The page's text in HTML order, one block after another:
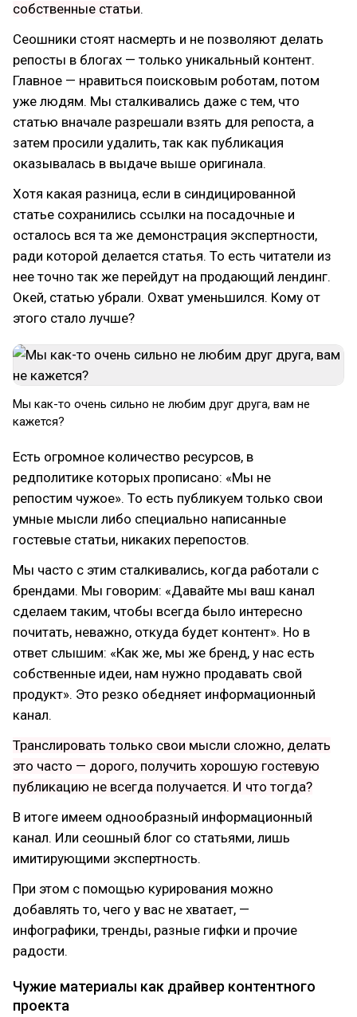
собственные статьи.
Сеошники стоят насмерть и не позволяют делать
репосты в блогах — только уникальный контент.
Главное — нравиться поисковым роботам, потом
уже людям. Мы сталкивались даже с тем, что
статью вначале разрешали взять для репоста, а
затем просили удалить, так как публикация
оказывалась в выдаче выше оригинала.
Хотя какая разница, если в синдицированной
статье сохранились ссылки на посадочные и
осталось вся та же демонстрация экспертности,
ради которой делается статья. То есть читатели из
нее точно так же перейдут на продающий лендинг.
Окей, статью убрали. Охват уменьшился. Кому от
этого стало лучше?
Мы как-то очень сильно не любим друг друга, вам не
кажется?
Есть огромное количество ресурсов, в
редполитике которых прописано: «Мы не
репостим чужое». То есть публикуем только свои
умные мысли либо специально написанные
гостевые статьи, никаких перепостов.
Мы часто с этим сталкивались, когда работали с
брендами. Мы говорим: «Давайте мы ваш канал
сделаем таким, чтобы всегда было интересно
почитать, неважно, откуда будет контент». Но в
ответ слышим: «Как же, мы же бренд, у нас есть
собственные идеи, нам нужно продавать свой
продукт». Это резко обедняет информационный
канал.
Транслировать только свои мысли сложно, делать
это часто — дорого, получить хорошую гостевую
публикацию не всегда получается. И что тогда?
В итоге имеем однообразный информационный
канал. Или сеошный блог со статьями, лишь
имитирующими экспертность.
При этом с помощью курирования можно
добавлять то, чего у вас не хватает, —
инфографики, тренды, разные гифки и прочие
радости.
Чужие материалы как драйвер контентного
проекта